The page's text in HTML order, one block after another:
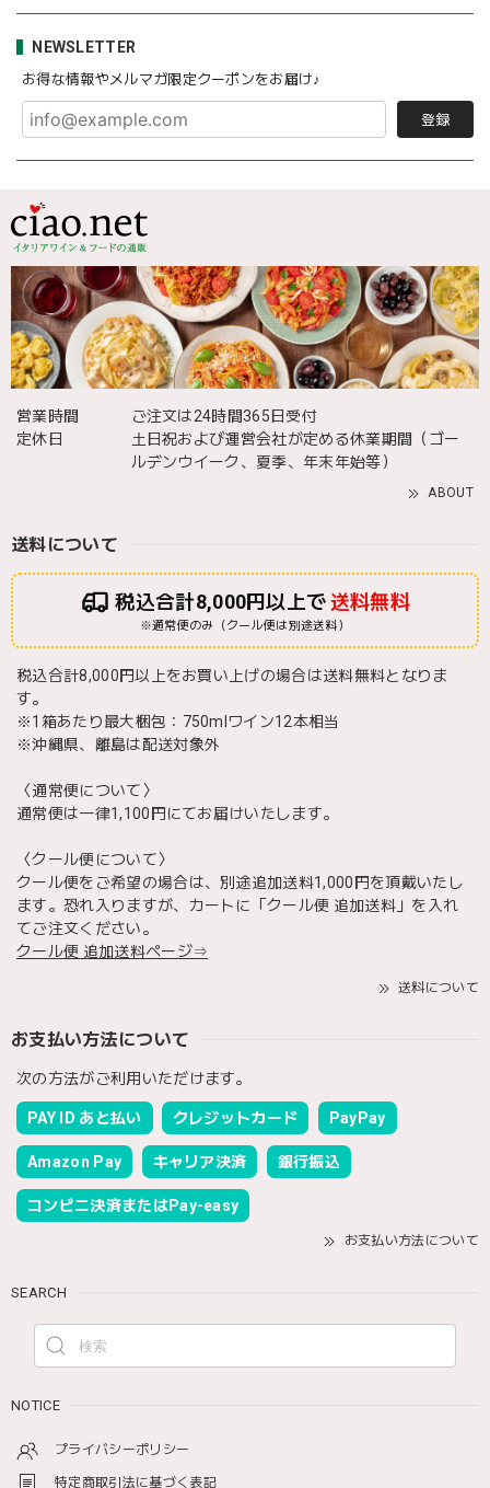
NEWSLETTER
お得な情報やメルマガ限定クーポンをお届け♪
登録
営業時間
ご注文は24時間365日受付
定休日
土日祝および運営会社が定める休業期間（ゴー
ルデンウイーク、夏季、年末年始等）
ABOUT
送料について
税込合計8,000円以上で送料無料
※通常便のみ（クール便は別途送料）
税込合計8,000円以上をお買い上げの場合は送料無料となりま
す。
※1箱あたり最大梱包：750mlワイン12本相当
※沖縄県、離島は配送対象外
〈通常便について〉
通常便は一律1,100円にてお届けいたします。
〈クール便について〉
クール便をご希望の場合は、別途追加送料1,000円を頂戴いたし
ます。恐れ入りますが、カートに「クール便 追加送料」を入れ
てご注文ください。
クール便 追加送料ページ⇒
送料について
お支払い方法について
次の方法がご利用いただけます。
PAY ID あと払い クレジットカード PayPay
Amazon Pay キャリア決済 銀行振込
コンビニ決済またはPay-easy
お支払い方法について
SEARCH
NOTICE
プライバシーポリシー
特定商取引法に基づく表記